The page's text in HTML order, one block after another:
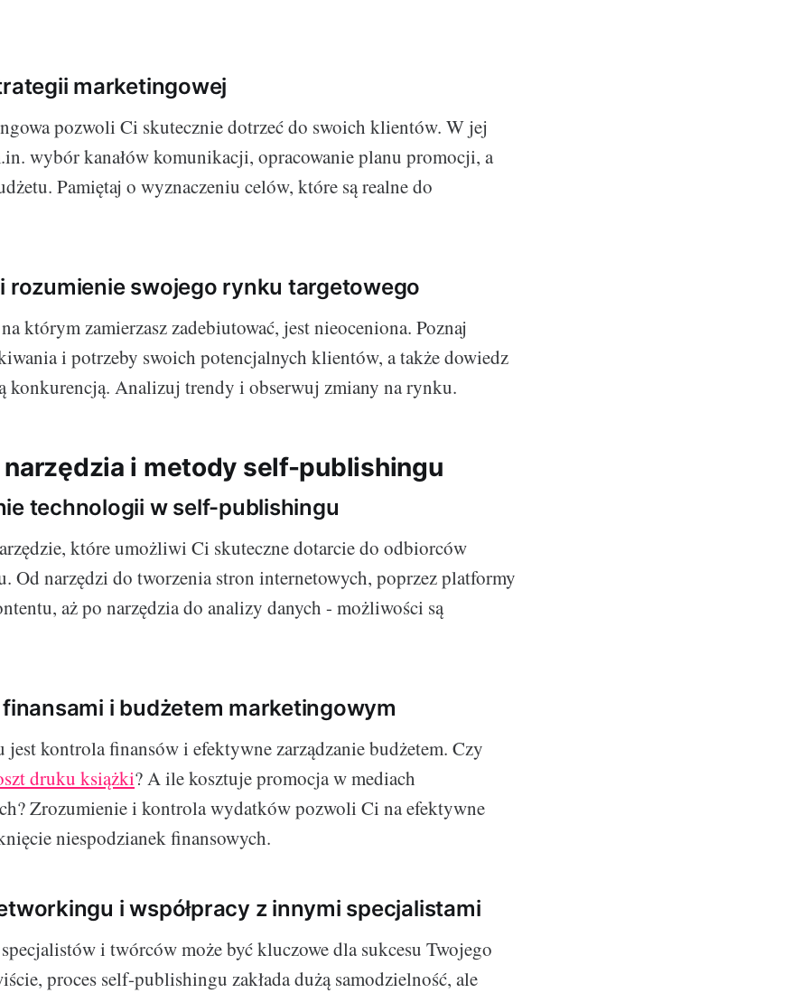
marketingowej
pozwoli Ci skutecznie dotrzeć do swoich klientów. W jej
wybór kanałów komunikacji, opracowanie planu promocji, a
Pamiętaj o wyznaczeniu celów, które są realne do
rozumienie swojego rynku targetowego
którym zamierzasz zadebiutować, jest nieoceniona. Poznaj
i potrzeby swoich potencjalnych klientów, a także dowiedz
konkurencją. Analizuj trendy i obserwuj zmiany na rynku.
i metody self-publishingu
technologii w self-publishingu
które umożliwi Ci skuteczne dotarcie do odbiorców
Od narzędzi do tworzenia stron internetowych, poprzez platformy
aż po narzędzia do analizy danych - możliwości są
i budżetem marketingowym
jest kontrola finansów i efektywne zarządzanie budżetem. Czy
druku książki? A ile kosztuje promocja w mediach
Zrozumienie i kontrola wydatków pozwoli Ci na efektywne
niespodzianek finansowych.
i współpracy z innymi specjalistami
i twórców może być kluczowe dla sukcesu Twojego
proces self-publishingu zakłada dużą samodzielność, ale